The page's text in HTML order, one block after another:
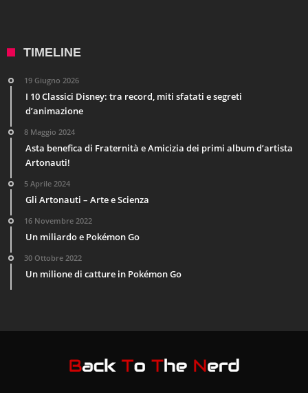
TIMELINE
19 Giugno 2026
I 10 Classici Disney: tra record, miti sfatati e segreti
d’animazione
8 Maggio 2024
Asta benefica di Fraternità e Amicizia dei primi album d’artista
Artonauti!
5 Aprile 2024
Gli Artonauti – Arte e Scienza
16 Novembre 2022
Un miliardo e Pokémon Go
30 Ottobre 2022
Un milione di catture in Pokémon Go